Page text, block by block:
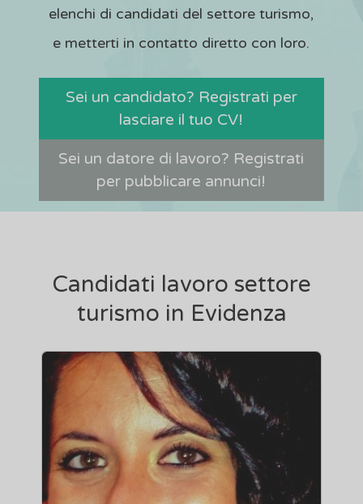
elenchi di candidati del settore turismo,
e metterti in contatto diretto con loro.
Sei un candidato? Registrati per
lasciare il tuo CV!
Sei un datore di lavoro? Registrati
per pubblicare annunci!
Candidati lavoro settore
turismo in Evidenza